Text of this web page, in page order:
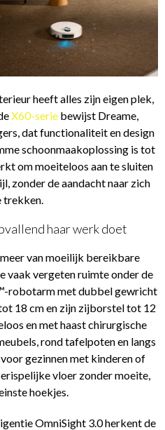
heeft alles zijn eigen plek,
X60-serie bewijst Dreame,
dat functionaliteit en design
schoonmaakoplossing is tot
om moeiteloos aan te sluiten
zonder de aandacht naar zich
trekken.
haar werk doet
van moeilijk bereikbare
vaak vergeten ruimte onder de
robotarm met dubbel gewricht
18 cm en zijn zijborstel tot 12
en met haast chirurgische
rond tafelpoten en langs
gezinnen met kinderen of
vloer zonder moeite,
hoekjes.
OmniSight 3.0 herkent de